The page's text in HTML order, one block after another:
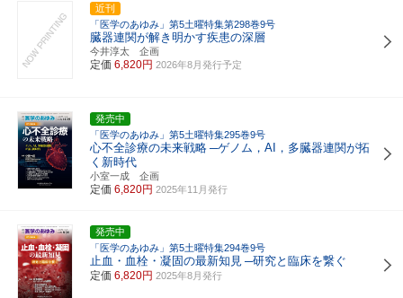
近刊
「医学のあゆみ」第5土曜特集第298巻9号
臓器連関が解き明かす疾患の深層
今井淳太 企画
定価 6,820円 2026年8月発行予定
発売中
「医学のあゆみ」第5土曜特集295巻9号
心不全診療の未来戦略 ─ゲノム，AI，多臓器連関が拓
く新時代
小室一成 企画
定価 6,820円 2025年11月発行
発売中
「医学のあゆみ」第5土曜特集294巻9号
止血・血栓・凝固の最新知見 ─研究と臨床を繋ぐ
定価 6,820円 2025年8月発行